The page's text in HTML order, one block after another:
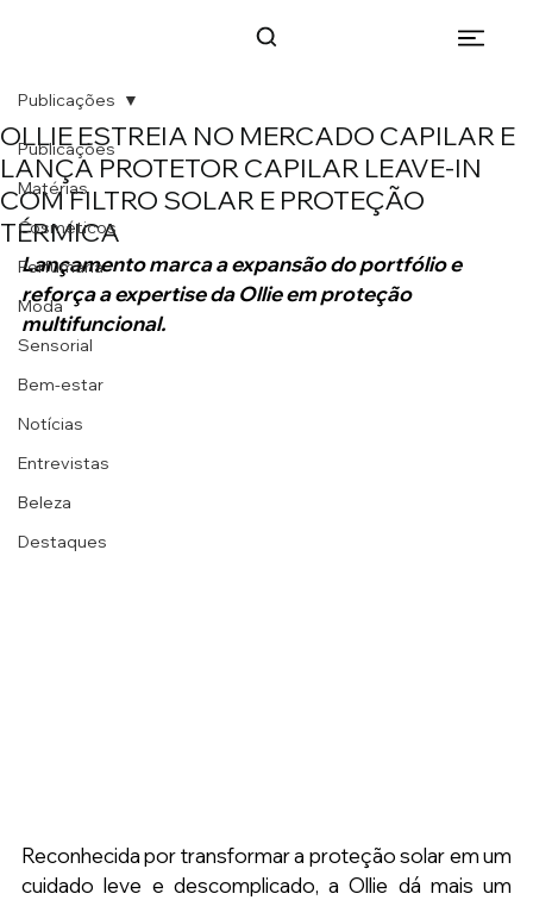
Publicações
Matérias
Cosméticos
Perfumaria
Moda
Sensorial
Bem-estar
Notícias
Entrevistas
Beleza
Destaques
Publicações
OLLIE ESTREIA NO MERCADO CAPILAR E
LANÇA PROTETOR CAPILAR LEAVE-IN
COM FILTRO SOLAR E PROTEÇÃO
TÉRMICA
Lançamento marca a expansão do portfólio e
reforça a expertise da Ollie em proteção
multifuncional.
Reconhecida por transformar a proteção solar em um
cuidado leve e descomplicado, a Ollie dá mais um